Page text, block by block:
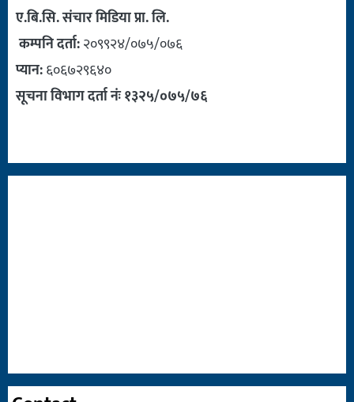
ए.बि.सि. संचार मिडिया प्रा. लि.
कम्पनि दर्ता:२०९९२४/०७५/०७६
प्यान:६०६७२९६४०
सूचना विभाग दर्ता नंः १३२५/०७५/७६